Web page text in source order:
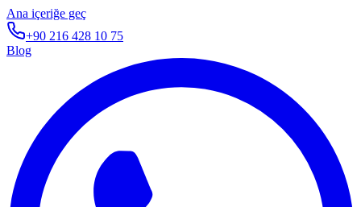
Ana içeriğe geç
+90 216 428 10 75
Blog